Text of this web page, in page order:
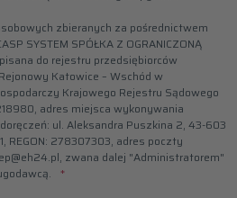
zbieranych za pośrednictwem
SYSTEM SPÓŁKA Z OGRANICZONĄ
do rejestru przedsiębiorców
Katowice – Wschód w
Krajowego Rejestru Sądowego
adres miejsca wykonywania
ul. Aleksandra Puszkina 2, 43-603
REGON: 278307303, adres poczty
zwana dalej "Administratorem"